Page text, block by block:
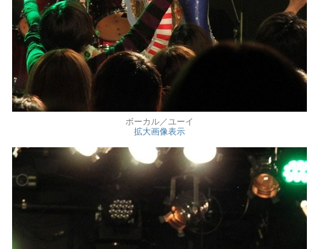
ボーカル／ユーイ
拡大画像表示